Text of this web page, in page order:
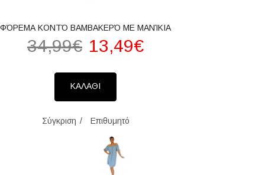
ΦΌΡΕΜΑ ΚΟΝΤΌ ΒΑΜΒΑΚΕΡΌ ΜΕ ΜΑΝΊΚΙΑ
34,99€ 13,49€
ΚΑΛΑΘΙ
Σύγκριση Επιθυμητό